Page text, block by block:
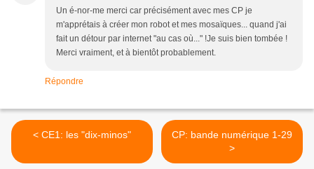
Un é-nor-me merci car précisément avec mes CP je
m'apprétais à créer mon robot et mes mosaïques... quand j'ai
fait un détour par internet "au cas où..." !Je suis bien tombée !
Merci vraiment, et à bientôt probablement.
Répondre
< CE1: les "dix-minos"
CP: bande numérique 1-29
>